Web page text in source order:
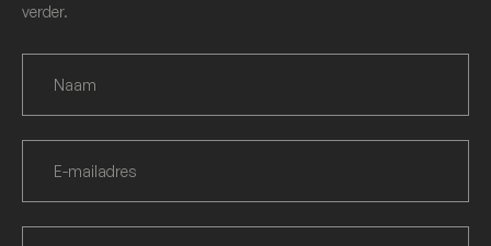
verder.